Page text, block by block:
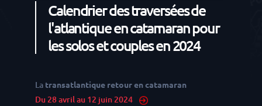
Calendrier des traversées de
l'atlantique en catamaran pour
les solos et couples en 2024
La transatlantique retour en catamaran
Du 28 avril au 12 juin 2024